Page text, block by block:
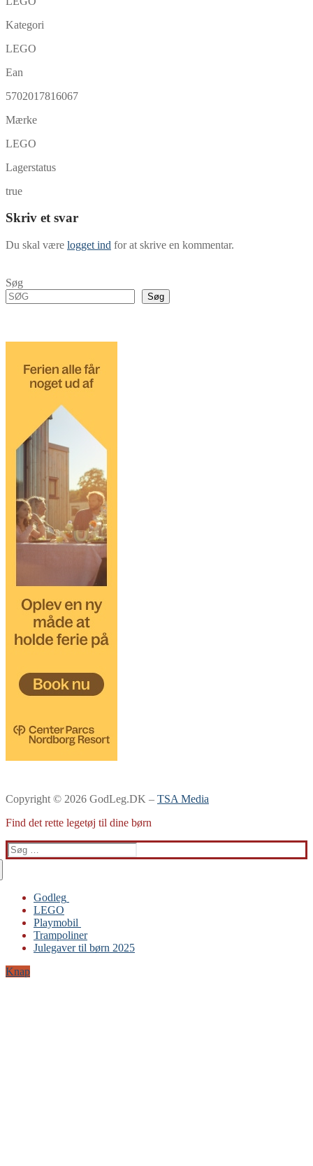
Kategori
LEGO
Ean
5702017816067
Mærke
LEGO
Lagerstatus
true
Skriv et svar
Du skal være logget ind for at skrive en kommentar.
Søg
Søg
Copyright © 2026 GodLeg.DK – TSA Media
Find det rette legetøj til dine børn
Søg
efter:
Godleg
Gabby’s Dukkehus
Playmobil
Trampoliner
LEGO
LEGO
Playmobil
Trampoliner
Julegaver til børn 2025
Knap